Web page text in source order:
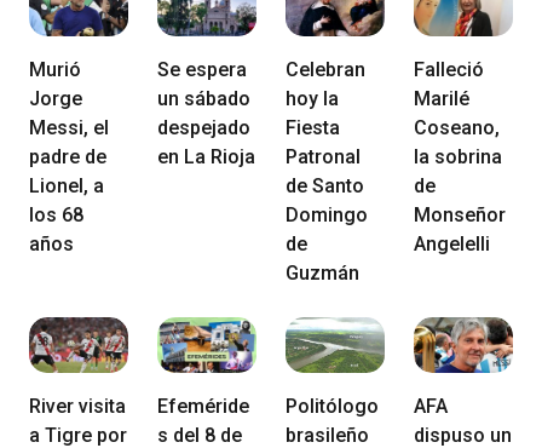
Murió
Jorge
Messi, el
padre de
Lionel, a
los 68
años
Se espera
un sábado
despejado
en La Rioja
Celebran
hoy la
Fiesta
Patronal
de Santo
Domingo
de
Guzmán
Falleció
Marilé
Coseano,
la sobrina
de
Monseñor
Angelelli
River visita
a Tigre por
Efeméride
s del 8 de
Politólogo
brasileño
AFA
dispuso un